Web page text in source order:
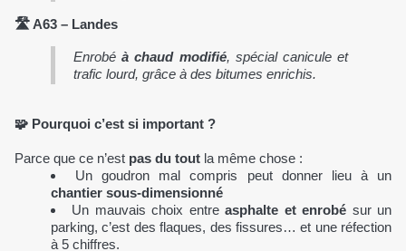
🛣️ A63 – Landes
Enrobéà chaud modifié, spécial canicule et
trafic lourd, grâce à des bitumes enrichis.
🧩 Pourquoi c’est si important ?
Parce que ce n’est pas du tout la même chose :
Un goudron mal compris peut donner lieu à un
chantier sous-dimensionné
Un mauvais choix entreasphalte et enrobé sur un
parking, c’est des flaques, des fissures… et une réfection
à 5 chiffres.